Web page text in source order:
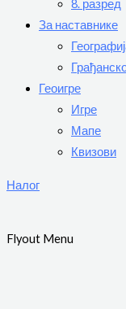
8. разред
За наставнике
Геоигре
Игре
Мапе
Квизови
Налог
Flyout Menu